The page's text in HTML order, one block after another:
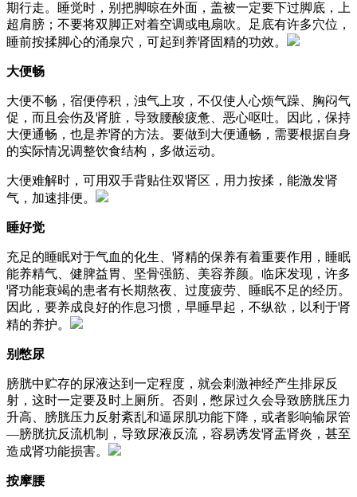
期行走。睡觉时，别把脚晾在外面，盖被一定要下过脚底，上
超肩膀；不要将双脚正对着空调或电扇吹。足底有许多穴位，
睡前按揉脚心的涌泉穴，可起到养肾固精的功效。
大便畅
大便不畅，宿便停积，浊气上攻，不仅使人心烦气躁、胸闷气
促，而且会伤及肾脏，导致腰酸疲惫、恶心呕吐。因此，保持
大便通畅，也是养肾的方法。要做到大便通畅，需要根据自身
的实际情况调整饮食结构，多做运动。
大便难解时，可用双手背贴住双肾区，用力按揉，能激发肾
气，加速排便。
睡好觉
充足的睡眠对于气血的化生、肾精的保养有着重要作用，睡眠
能养精气、健脾益胃、坚骨强筋、美容养颜。临床发现，许多
肾功能衰竭的患者有长期熬夜、过度疲劳、睡眠不足的经历。
因此，要养成良好的作息习惯，早睡早起，不纵欲，以利于肾
精的养护。
别憋尿
膀胱中贮存的尿液达到一定程度，就会刺激神经产生排尿反
射，这时一定要及时上厕所。否则，憋尿过久会导致膀胱压力
升高、膀胱压力反射紊乱和逼尿肌功能下降，或者影响输尿管
—膀胱抗反流机制，导致尿液反流，容易诱发肾盂肾炎，甚至
造成肾功能损害。
按摩腰